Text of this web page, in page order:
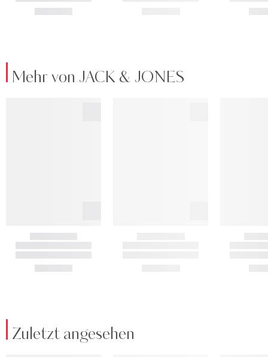
Mehr von JACK & JONES
Zuletzt angesehen